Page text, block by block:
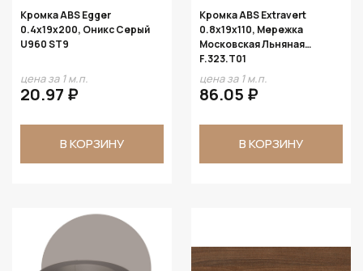
Кромка ABS Egger
0.4х19х200, Оникс Серый
U960 ST9
цена за 1 м.п.
20.97 ₽
В КОРЗИНУ
Кромка ABS Extravert
0.8х19х110, Мережка
Московская Льняная
F.323.T01
цена за 1 м.п.
86.05 ₽
В КОРЗИНУ